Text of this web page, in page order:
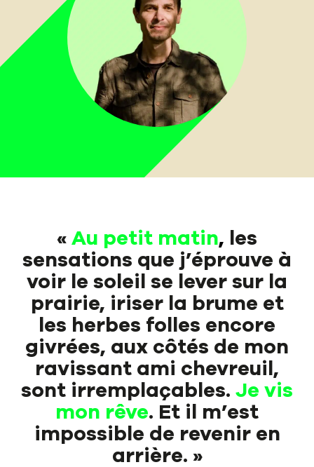
« Au petit matin, les
sensations que j’éprouve à
voir le soleil se lever sur la
prairie, iriser la brume et
les herbes folles encore
givrées, aux côtés de mon
ravissant ami chevreuil,
sont irremplaçables. Je vis
mon rêve. Et il m’est
impossible de revenir en
arrière. »